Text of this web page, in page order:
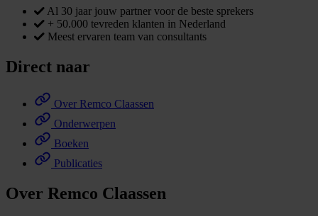
Al 30 jaar jouw partner voor de beste sprekers
+ 50.000 tevreden klanten in Nederland
Meest ervaren team van consultants
Direct naar
Over Remco Claassen
Onderwerpen
Boeken
Publicaties
Over Remco Claassen